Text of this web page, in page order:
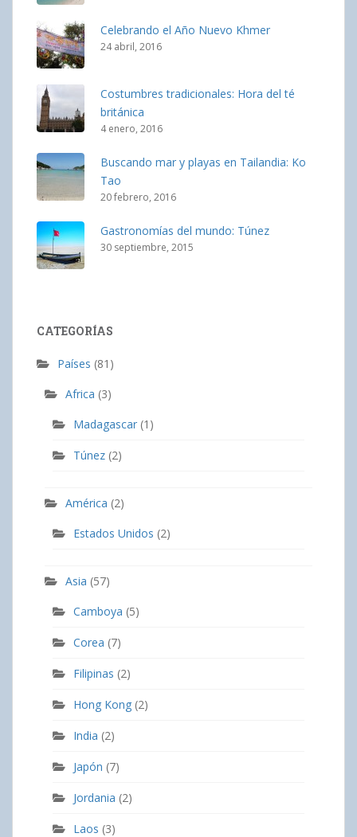
Celebrando el Año Nuevo Khmer
24 abril, 2016
Costumbres tradicionales: Hora del té
británica
4 enero, 2016
Buscando mar y playas en Tailandia: Ko
Tao
20 febrero, 2016
Gastronomías del mundo: Túnez
30 septiembre, 2015
CATEGORÍAS
Países (81)
Africa (3)
Madagascar (1)
Túnez (2)
América (2)
Estados Unidos (2)
Asia (57)
Camboya (5)
Corea (7)
Filipinas (2)
Hong Kong (2)
India (2)
Japón (7)
Jordania (2)
Laos (3)